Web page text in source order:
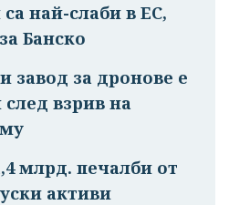
най-слаби в ЕС,
Банско
завод за дронове е
взрив на
млрд. печалби от
активи